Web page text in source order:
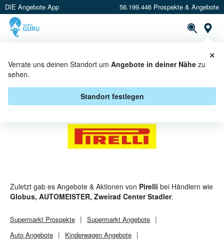
DIE Angebote App 56.199.446 Prospekte & Angebote
Verrate uns deinen Standort um Angebote in deiner Nähe zu
sehen.
Standort festlegen
×
PIRELLI ANGEBOTE & AKTIONEN
Zuletzt gab es Angebote & Aktionen von Pirelli bei Händlern wie
Globus, AUTOMEISTER, Zweirad Center Stadler.
Supermarkt Prospekte Supermarkt Angebote
Auto Angebote
Kinderwagen Angebote